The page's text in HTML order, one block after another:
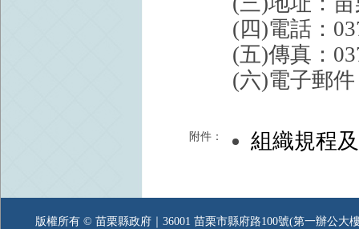
(四)電話：
(五)傳真：
(六)電子郵
附件： 組織規程
版權所有 © 苗栗縣政府｜36001 苗栗市縣府路100號(第一辦公大